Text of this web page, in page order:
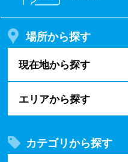
場所から探す
現在地から探す
エリアから探す
カテゴリから探す